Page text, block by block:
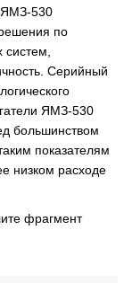
ЯМЗ-530
по
Серийный
ЯМЗ-530
большинством
показателям
низком расходе
фрагмент